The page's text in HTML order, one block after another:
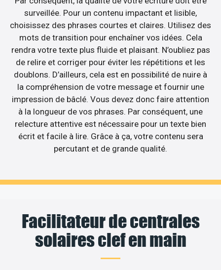
surveillée. Pour un contenu impactant et lisible,
choisissez des phrases courtes et claires. Utilisez des
mots de transition pour enchaîner vos idées. Cela
rendra votre texte plus fluide et plaisant. N’oubliez pas
de relire et corriger pour éviter les répétitions et les
doublons. D’ailleurs, cela est en possibilité de nuire à
la compréhension de votre message et fournir une
impression de bâclé. Vous devez donc faire attention
à la longueur de vos phrases. Par conséquent, une
relecture attentive est nécessaire pour un texte bien
écrit et facile à lire. Grâce à ça, votre contenu sera
percutant et de grande qualité.
Facilitateur de centrales
solaires clef en main